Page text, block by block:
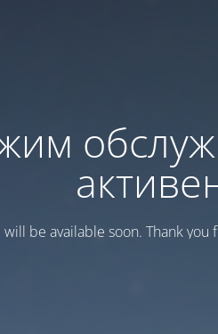
will be available soon. Thank you